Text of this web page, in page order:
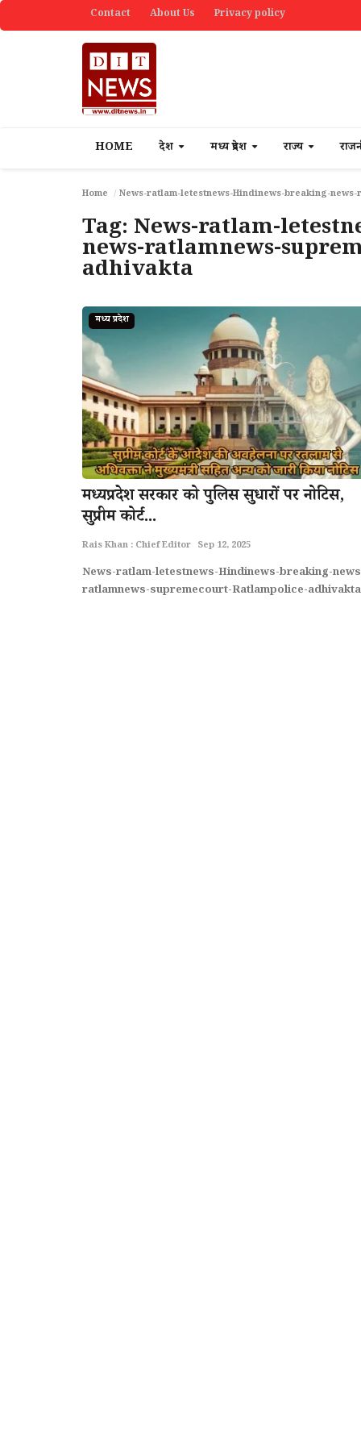
Contact About Us Privacy policy
HOME देश मध्य प्रदेश राज्य
Home News-ratlam-letestnews-Hindinews-breaking-
Tag: News-ratlam-
news-ratlamnews-
adhivakta
मध्य प्रदेश
मध्यप्रदेश सरकार को पुलिस सुधारों पर नोटिस,
सुप्रीम कोर्ट...
Rais Khan : Chief Editor Sep 12, 2025
News-ratlam-letestnews-Hindinews-breaking-
ratlamnews-supremecourt-Ratlampolice-adhivakta